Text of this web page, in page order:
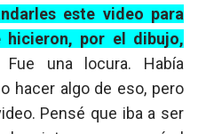
este video para
hicieron, por el dibujo,
Fue una locura. Había
hacer algo de eso, pero
Pensé que iba a ser